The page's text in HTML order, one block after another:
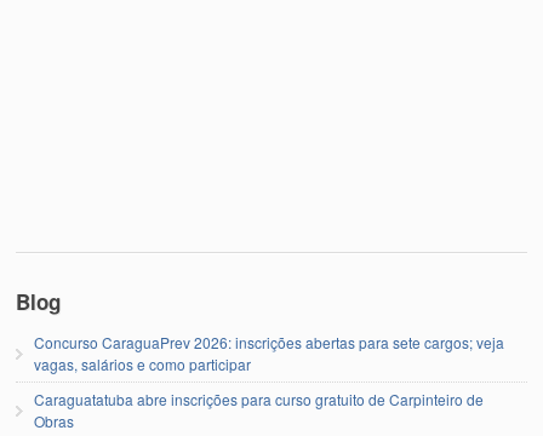
Blog
Concurso CaraguaPrev 2026: inscrições abertas para sete cargos; veja
vagas, salários e como participar
Caraguatatuba abre inscrições para curso gratuito de Carpinteiro de
Obras